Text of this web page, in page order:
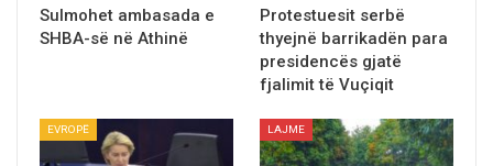
Sulmohet ambasada e
SHBA-së në Athinë
Protestuesit serbë
thyejnë barrikadën para
presidencës gjatë
fjalimit të Vuçiqit
EVROPË LAJME